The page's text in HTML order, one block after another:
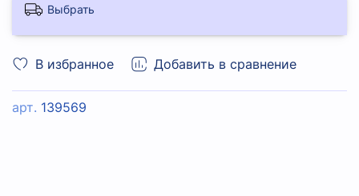
В избранное Добавить в сравнение
арт. 139569
Выбрать